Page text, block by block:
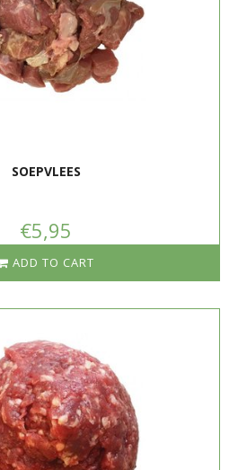
SOEPVLEES
€5,95
ADD TO CART